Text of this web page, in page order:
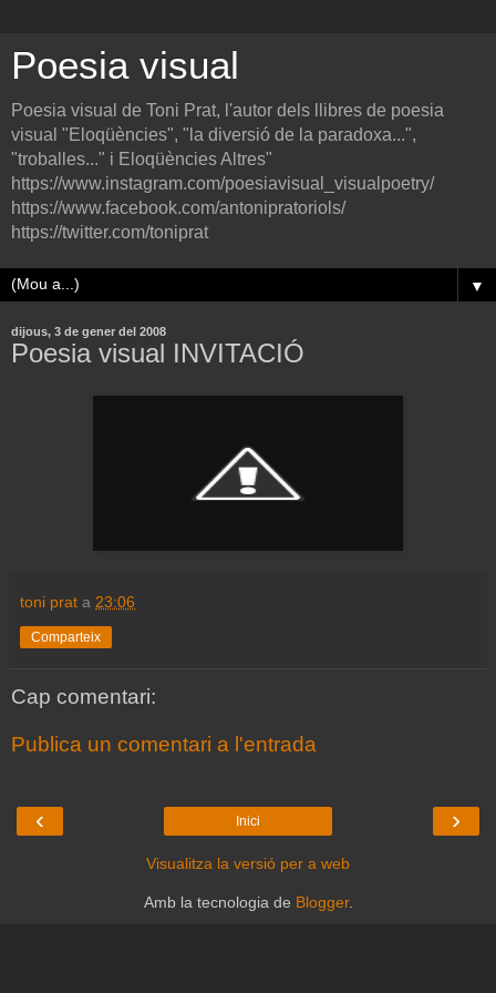
Poesia visual
Poesia visual de Toni Prat, l'autor dels llibres de poesia
visual "Eloqüències", "la diversió de la paradoxa...",
"troballes..." i Eloqüències Altres"
https://www.instagram.com/poesiavisual_visualpoetry/
https://www.facebook.com/antonipratoriols/
https://twitter.com/toniprat
▼
dijous, 3 de gener del 2008
Poesia visual INVITACIÓ
toni prat a 23:06
Comparteix
Cap comentari:
Publica un comentari a l'entrada
‹ ›
Inici
Visualitza la versió per a web
Amb la tecnologia de Blogger.